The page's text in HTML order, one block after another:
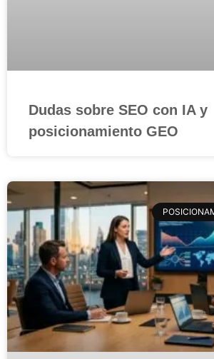
Dudas sobre SEO con IA y
posicionamiento GEO